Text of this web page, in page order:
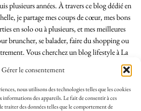
Gérer le consentement
nous utilisons des technologies telles que les cookies
informations des appareils. Le fait de consentir à ces
traiter des données telles que le comportement de
plusieurs années. À travers ce blog dédié en
je partage mes coups de cœur, mes bons
en solo ou à plusieurs, et mes meilleures
bruncher, se balader, faire du shopping ou
Vous cherchez un blog lifestyle à La
locale ? Vous êtes au bon endroit. Que vous
passage dans notre belle ville, j’espère que mes
profiter de La Rochelle comme un·e vrai·e
initié·e. !